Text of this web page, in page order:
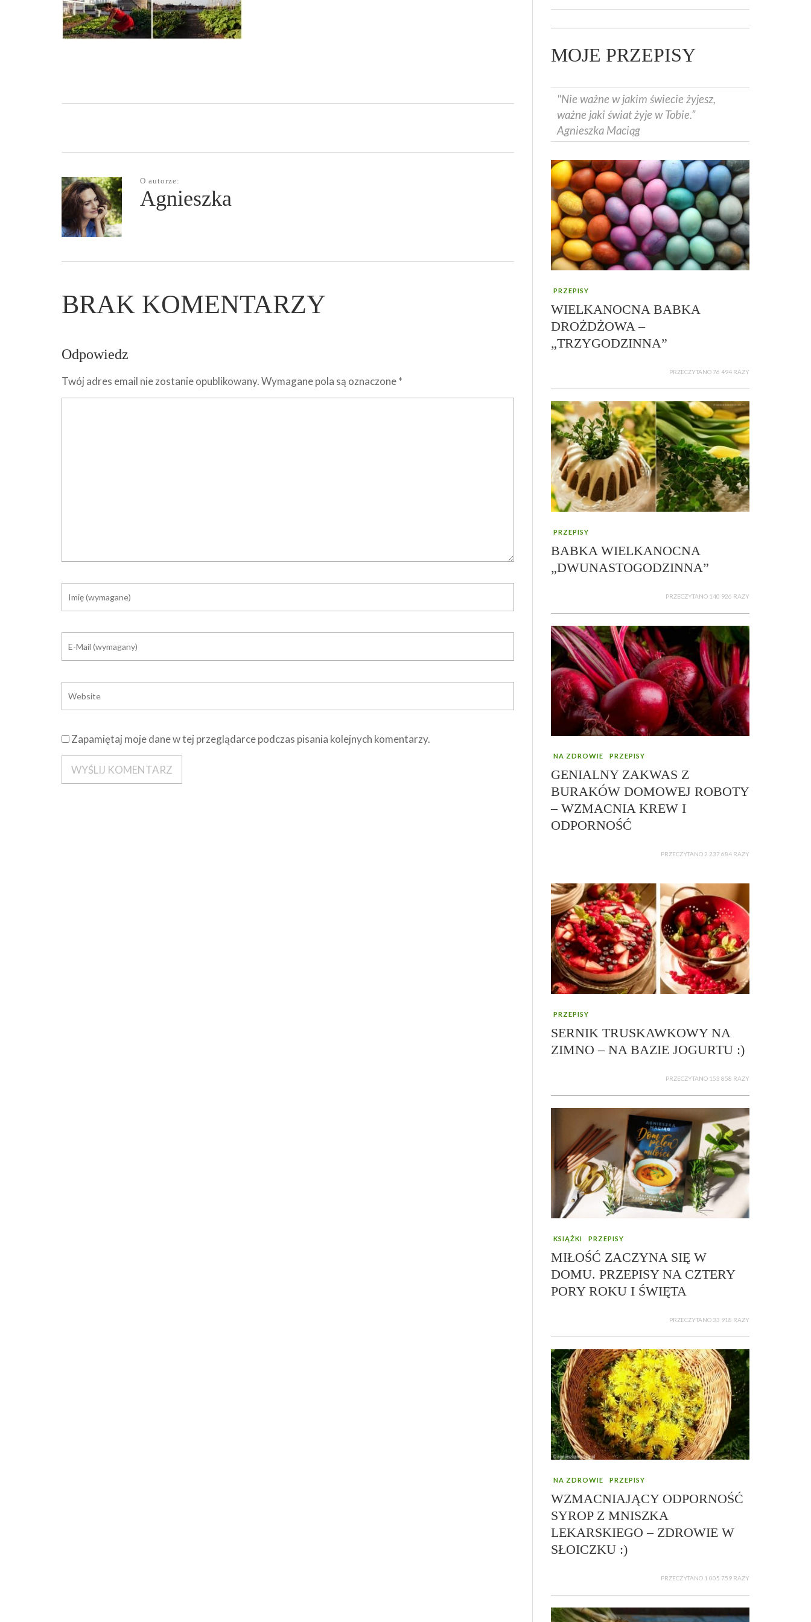
O autorze:
Agnieszka
BRAK KOMENTARZY
Odpowiedz
Twój adres email nie zostanie opublikowany.Wymagane pola są oznaczone*
Zapamiętaj moje dane w tej przeglądarce podczas pisania kolejnych komentarzy.
MOJE PRZEPISY
"Nie ważne w jakim świecie żyjesz,
ważne jaki świat żyje w Tobie.”
Agnieszka Maciąg
PRZEPISY
WIELKANOCNA BABKA
DROŻDŻOWA –
„TRZYGODZINNA”
PRZECZYTANO 76 494 RAZY
PRZEPISY
BABKA WIELKANOCNA
„DWUNASTOGODZINNA”
PRZECZYTANO 140 926 RAZY
NA ZDROWIE PRZEPISY
GENIALNY ZAKWAS Z
BURAKÓW DOMOWEJ ROBOTY
– WZMACNIA KREW I
ODPORNOŚĆ
PRZECZYTANO 2 237 684 RAZY
PRZEPISY
SERNIK TRUSKAWKOWY NA
ZIMNO – NA BAZIE JOGURTU :)
PRZECZYTANO 153 858 RAZY
KSIĄŻKI PRZEPISY
MIŁOŚĆ ZACZYNA SIĘ W
DOMU. PRZEPISY NA CZTERY
PORY ROKU I ŚWIĘTA
PRZECZYTANO 33 918 RAZY
NA ZDROWIE PRZEPISY
WZMACNIAJĄCY ODPORNOŚĆ
SYROP Z MNISZKA
LEKARSKIEGO – ZDROWIE W
SŁOICZKU :)
PRZECZYTANO 1 005 759 RAZY